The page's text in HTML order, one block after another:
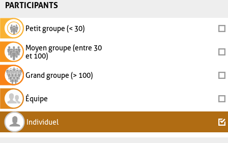
PARTICIPANTS
Petit groupe (< 30)
Moyen groupe (entre 30
et 100)
Grand groupe (> 100)
Équipe
Individuel